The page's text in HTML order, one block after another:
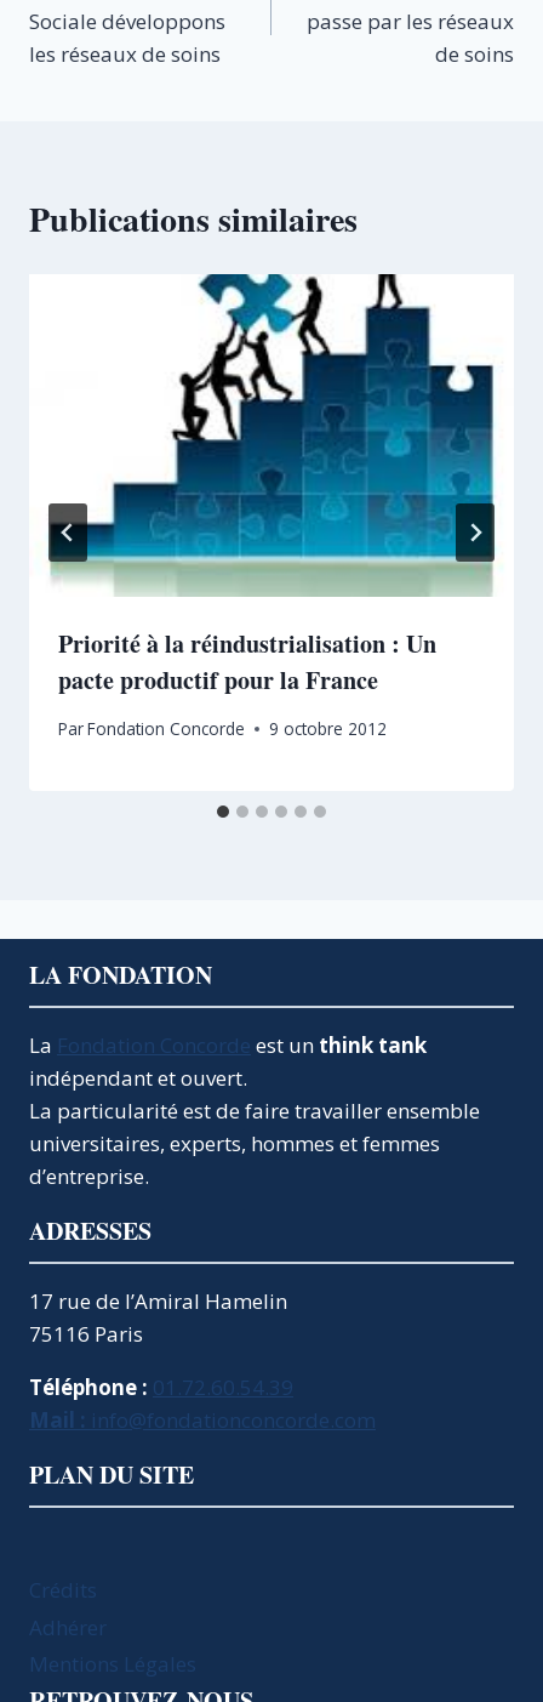
l’article
Sociale développons
les réseaux de soins
passe par les réseaux
de soins
Publications similaires
Priorité à la réindustrialisation : Un
pacte productif pour la France
ParFondation Concorde 9 octobre 2012
LA FONDATION
La Fondation Concorde est un think tank
indépendant et ouvert.
La particularité est de faire travailler ensemble
universitaires, experts, hommes et femmes
d’entreprise.
ADRESSES
17 rue de l’Amiral Hamelin
75116 Paris
Téléphone : 01.72.60.54.39
Mail : info@fondationconcorde.com
PLAN DU SITE
Crédits
Adhérer
Mentions Légales